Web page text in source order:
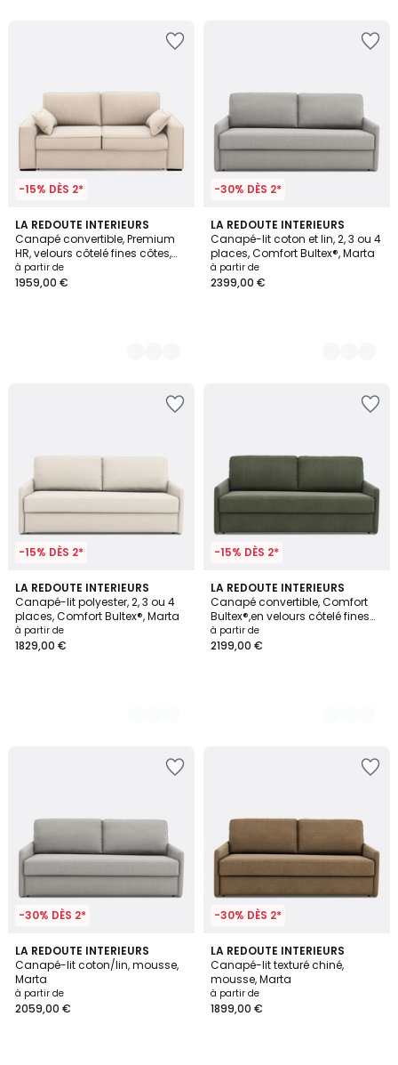
-15% DÈS 2*
LA REDOUTE INTERIEURS
Canapé convertible, Premium
HR, velours côtelé fines côtes,
CECILIA
à partir de
1959,00 €
5
Couleurs
-30% DÈS 2*
LA REDOUTE INTERIEURS
Canapé-lit coton et lin, 2, 3 ou 4
places, Comfort Bultex®, Marta
à partir de
2399,00 €
3
Couleurs
-15% DÈS 2*
LA REDOUTE INTERIEURS
Canapé-lit polyester, 2, 3 ou 4
places, Comfort Bultex®, Marta
à partir de
1829,00 €
3
Couleurs
-15% DÈS 2*
LA REDOUTE INTERIEURS
Canapé convertible, Comfort
Bultex®,en velours côtelé fines
cotes, MARTA
à partir de
2199,00 €
5
Couleurs
-30% DÈS 2*
LA REDOUTE INTERIEURS
Canapé-lit coton/lin, mousse,
Marta
à partir de
2059,00 €
3
Couleurs
-30% DÈS 2*
LA REDOUTE INTERIEURS
Canapé-lit texturé chiné,
mousse, Marta
à partir de
1899,00 €
3
Couleurs